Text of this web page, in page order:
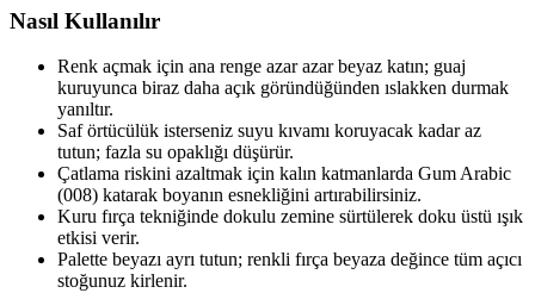
Nasıl Kullanılır
Renk açmak için ana renge azar azar beyaz katın; guaj
kuruyunca biraz daha açık göründüğünden ıslakken durmak
yanıltır.
Saf örtücülük isterseniz suyu kıvamı koruyacak kadar az
tutun; fazla su opaklığı düşürür.
Çatlama riskini azaltmak için kalın katmanlarda Gum Arabic
(008) katarak boyanın esnekliğini artırabilirsiniz.
Kuru fırça tekniğinde dokulu zemine sürtülerek doku üstü ışık
etkisi verir.
Palette beyazı ayrı tutun; renkli fırça beyaza değince tüm açıcı
stoğunuz kirlenir.